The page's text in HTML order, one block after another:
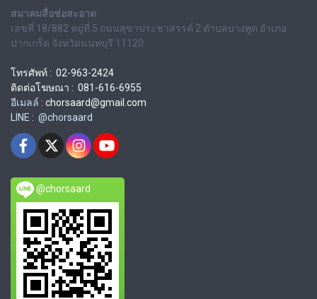
สมาคมสื่อช่อสะอาด
เลขที่ 18/882 หมู่ที่ 5 ถนนสุขาประชาสรรค์ 2 ตำบลบางพูด อำเภอ
ปากเกร็ด จังหวัดนนทบุรี 11120
โทรศัพท์ : 02-963-2424
ติดต่อโฆษณา : 081-616-6955
อีเมลล์ : chorsaard@gmail.com
LINE : @chorsaard
@chorsaard